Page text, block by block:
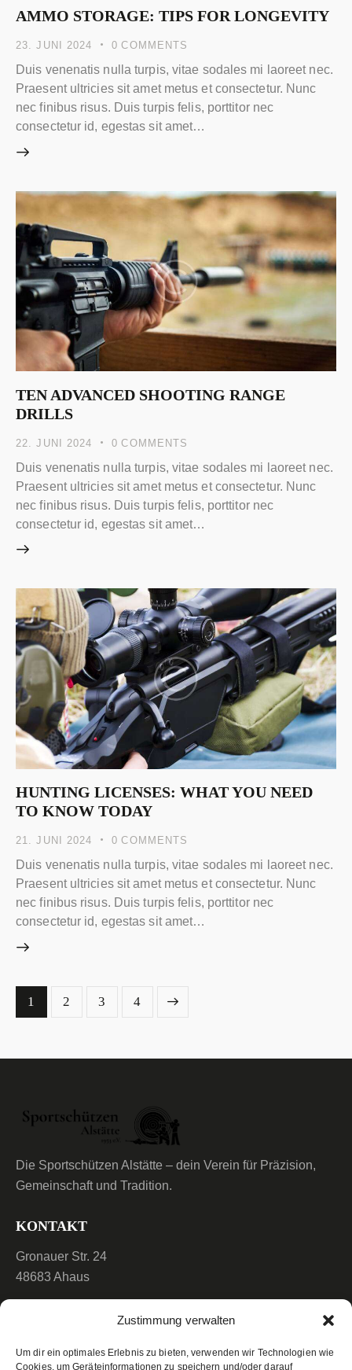
Zustimmung verwalten
Um dir ein optimales Erlebnis zu bieten, verwenden wir Technologien wie
Cookies, um Geräteinformationen zu speichern und/oder darauf
AMMO STORAGE: TIPS FOR LONGEVITY
23. JUNI 2024 0 COMMENTS
Duis venenatis nulla turpis, vitae sodales mi laoreet nec.
Praesent ultricies sit amet metus et consectetur. Nunc
nec finibus risus. Duis turpis felis, porttitor nec
consectetur id, egestas sit amet…
TEN ADVANCED SHOOTING RANGE
DRILLS
22. JUNI 2024 0 COMMENTS
Duis venenatis nulla turpis, vitae sodales mi laoreet nec.
Praesent ultricies sit amet metus et consectetur. Nunc
nec finibus risus. Duis turpis felis, porttitor nec
consectetur id, egestas sit amet…
HUNTING LICENSES: WHAT YOU NEED
TO KNOW TODAY
21. JUNI 2024 0 COMMENTS
Duis venenatis nulla turpis, vitae sodales mi laoreet nec.
Praesent ultricies sit amet metus et consectetur. Nunc
nec finibus risus. Duis turpis felis, porttitor nec
consectetur id, egestas sit amet…
1 2 3 4
>
Die Sportschützen Alstätte – dein Verein für Präzision,
Gemeinschaft und Tradition.
KONTAKT
Gronauer Str. 24
48683 Ahaus